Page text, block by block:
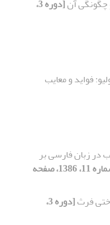
چگونگی آن
[دوره 3،
فواید و معایب
در زبان فارسی بر
[دوره 3، شماره 11، 1386، صفحه
فرث
[دوره 3،